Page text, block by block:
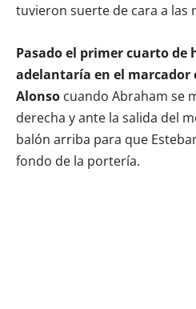
tuvieron suerte de cara a las
Pasado el primer cuarto de
adelantaría en el marcador
Alonso cuando Abraham se
derecha y ante la salida del
balón arriba para que
fondo de la portería.